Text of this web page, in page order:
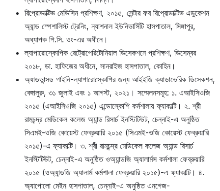
রিপ্রোডাক্টিভ মেডিসিন প্রশিক্ষণ, ২০১৫, সেন্টার ফর রিপ্রোডাক্টিভ এডুকেশন
অ্যান্ড স্পেশালিস্ট ট্রেনিং, ন্যাশনাল ইউনিভার্সিটি হাসপাতাল, সিঙ্গাপুর,
অধ্যাপক পি.সি. ওং-এর অধীনে।
ল্যাপারোস্কোপিক রেট্রোপেরিটোনিয়াল ডিসেকশনে প্রশিক্ষণ, ডিসেম্বর
২০১৮, ডা. হাফিজের অধীনে, সানরাইজ হাসপাতাল, কোহিন।
অ্যাডভান্সড গাইনি-ল্যাপারোস্কোপির জন্য আইইজি ক্যাডাভেরিক ডিসেকশন,
বেঙ্গালুরু, ৩১ জুলাই এবং ১ আগস্ট, ২০২১। সম্মেলনসমূহ: ১. এআইসিওজি
২০১৫ (এআইসিওজি ২০১৫) এন্ডোস্কোপি কর্মশালায় ফ্যাকাল্টি। ২. শ্রী
রামচন্দ্র মেডিকেল কলেজ অ্যান্ড রিসার্চ ইনস্টিটিউট, চেন্নাই-এ অনুষ্ঠিত
সিএমই-ওজি কোয়েস্ট ফেব্রুয়ারি ২০১৫ (সিএমই-ওজি কোয়েস্ট ফেব্রুয়ারি
২০১৫)-এ ফ্যাকাল্টি। ৩. শ্রী রামচন্দ্র মেডিকেল কলেজ অ্যান্ড রিসার্চ
ইনস্টিটিউট, চেন্নাই-এ অনুষ্ঠিত ওঅ্যান্ডজি অ্যালার্মস কর্মশালা ফেব্রুয়ারি
২০১৫ (ওঅ্যান্ডজি অ্যালার্ম কর্মশালা ফেব্রুয়ারি ২০১৫)-এ ফ্যাকাল্টি। ৪.
অ্যাপোলো মেইন হাসপাতাল, চেন্নাই-এ অনুষ্ঠিত এনগেজ-